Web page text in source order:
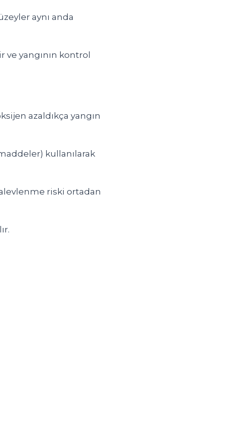
aynı anda
ve yangının kontrol
azaldıkça yangın
kullanılarak
riski ortadan